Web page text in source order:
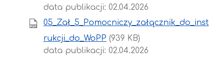
data publikacji: 02.04.2026
05_Zał_5_Pomocniczy_załącznik_do_inst
rukcji_do_WoPP (939 KB)
data publikacji: 02.04.2026